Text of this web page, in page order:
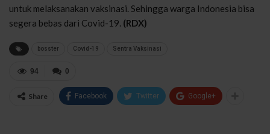
untuk melaksanakan vaksinasi. Sehingga warga Indonesia bisa
segera bebas dari Covid-19. (RDX)
bosster Covid-19 Sentra Vaksinasi
0
94
Share Facebook Twitter Google+